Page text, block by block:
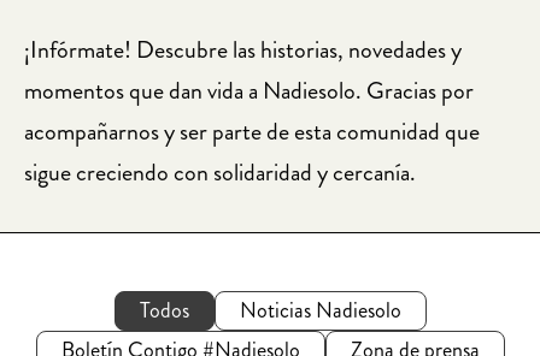
¡Infórmate! Descubre las historias, novedades y
momentos que dan vida a Nadiesolo. Gracias por
acompañarnos y ser parte de esta comunidad que
sigue creciendo con solidaridad y cercanía.
Todos
Noticias Nadiesolo
Boletín Contigo #Nadiesolo
Zona de prensa